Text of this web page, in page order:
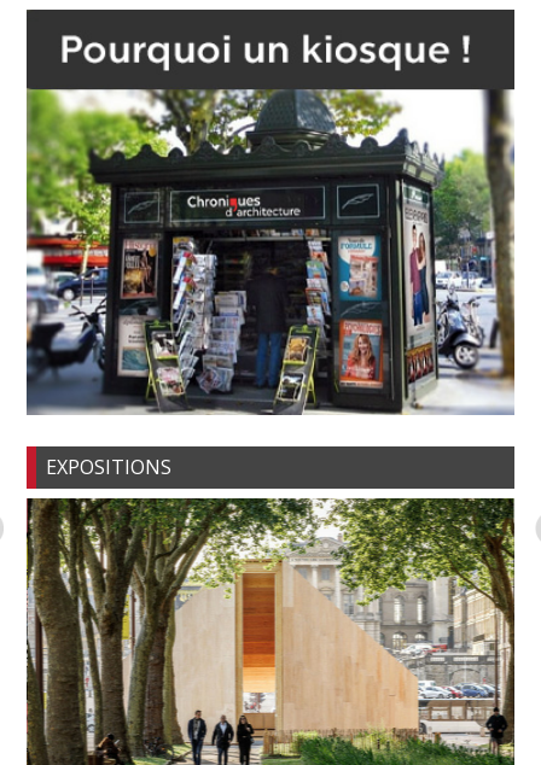
EXPOSITIONS